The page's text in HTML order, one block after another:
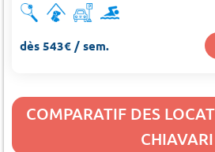
dès 543€ / sem.
COMPARATIF DES
CHIAVARI